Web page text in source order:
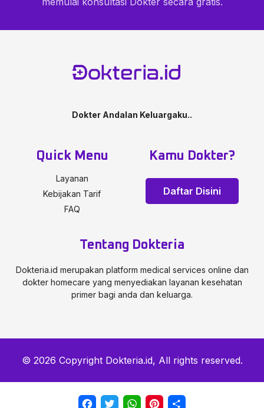
Dokter Andalan Keluargaku..
Quick Menu
Layanan
Kebijakan Tarif
FAQ
Kamu Dokter?
Daftar Disini
Tentang Dokteria
Dokteria.id merupakan platform medical services online dan
dokter homecare yang menyediakan layanan kesehatan
primer bagi anda dan keluarga.
© 2026 Copyright Dokteria.id, All rights reserved.